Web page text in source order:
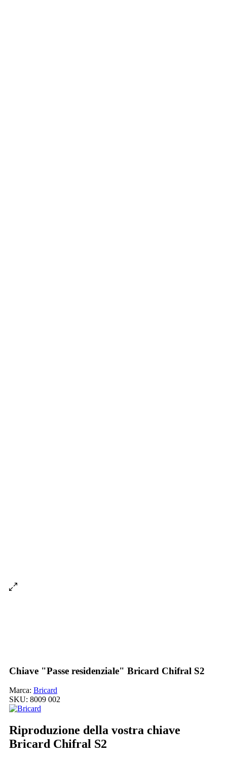
Chiave "Passe residenziale" Bricard Chifral S2
Marca: Bricard
SKU: 8009 002
Riproduzione della vostra chiave
Bricard Chifral S2